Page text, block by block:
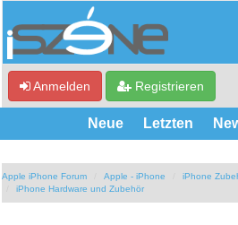
Anmelden Registrieren
Neue Letzten
Apple iPhone Forum Apple - iPhone
iPhone
iPhone Hardware und Zubehör